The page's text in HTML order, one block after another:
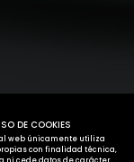
DE COOKIES
web únicamente utiliza
con finalidad técnica,